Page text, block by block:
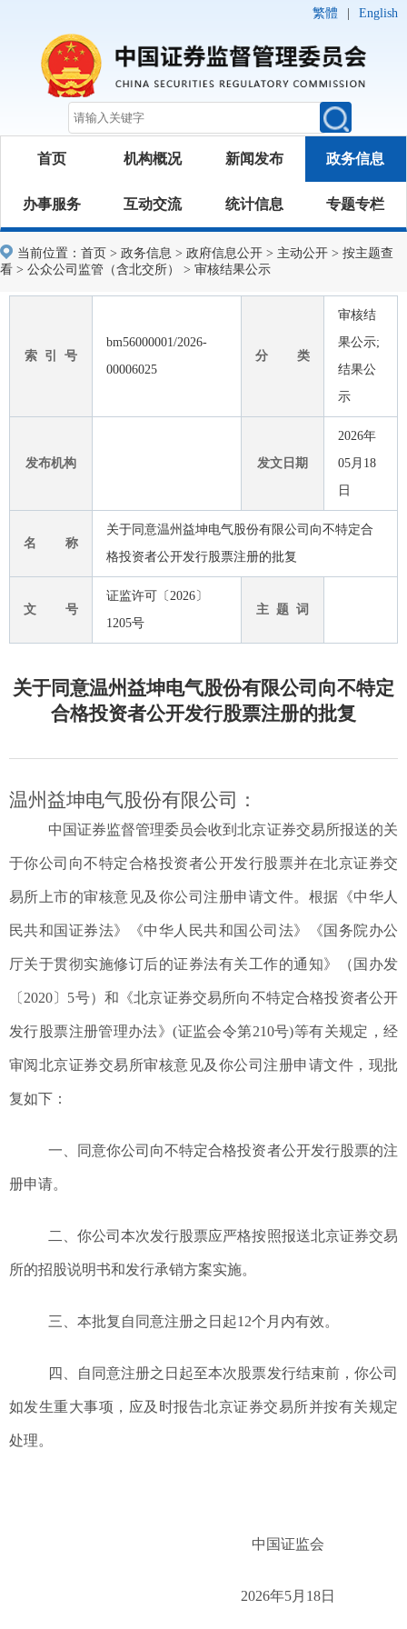
繁體 English
首页 机构概况 新闻发布 政务信息
办事服务 互动交流 统计信息 专题专栏
当前位置： 首页 > 政务信息 > 政府信息公开 > 主动公开 > 按主题查
看 > 公众公司监管（含北交所） > 审核结果公示
索 引 号
bm56000001/2026-
00006025
分 类
审核结
果公示;
结果公
示
发布机构 发文日期
2026年
05月18
日
名 称
关于同意温州益坤电气股份有限公司向不特定合
格投资者公开发行股票注册的批复
文 号
证监许可〔2026〕
1205号
主 题 词
关于同意温州益坤电气股份有限公司向不特定
合格投资者公开发行股票注册的批复
温州益坤电气股份有限公司 ：
中国证券监督管理委员会收到北京证券交易所报送的关
于你公司向不特定合格投资者公开发行股票并在北京证券交
易所上市的审核意见及你公司注册申请文件。根据《中华人
民共和国证券法》《中华人民共和国公司法》《国务院办公
厅关于贯彻实施修订后的证券法有关工作的通知》（国办发
〔2020 〕 5号）和《北京证券交易所向不特定合格投资者公开
发行股票注册管理办法》(证监会令第210号)等有关规定，经
审阅北京证券交易所审核意见及你公司注册申请文件，现批
复如下：
一、同意你公司向不特定合格投资者公开发行股票的注
册申请。
二、你公司本次发行股票应严格按照报送北京证券交易
所的招股说明书和发行承销方案实施。
三、本批复自同意注册之日起12个月内有效。
四、自同意注册之日起至本次股票发行结束前，你公司
如发生重大事项，应及时报告北京证券交易所并按有关规定
处理。
中国证监会
2026年5月18日